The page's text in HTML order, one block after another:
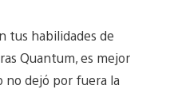
tus habilidades de
Quantum, es mejor
no dejó por fuera la